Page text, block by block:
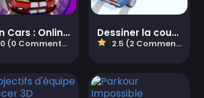
Elon Cars : Online Sky Stunt
0 (0 Commentaires)
Dessiner la course io
2.5 (2 Commentaires)